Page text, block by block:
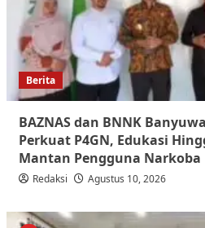
Berita
BAZNAS dan BNNK
Perkuat P4GN, Edukasi
Mantan Pengguna Narkoba
Redaksi Agustus 10, 2026